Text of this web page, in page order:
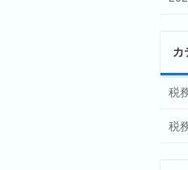
カ
税
税